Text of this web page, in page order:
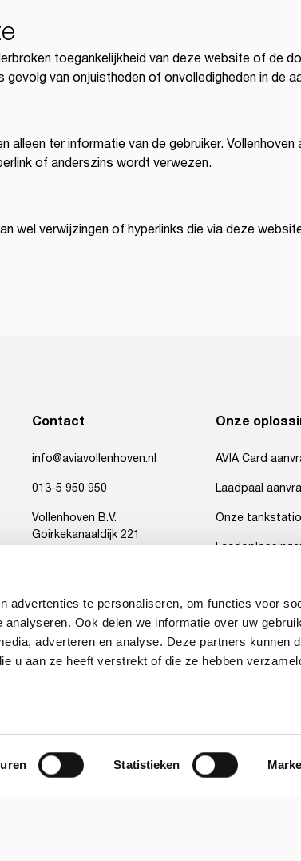
advertenties te personaliseren, om functies voor
Ook delen we informatie over uw
adverteren en analyse. Deze partners kunnen
u aan ze heeft verstrekt of die ze hebben
Statistieken
toegankelijkheid van deze website of de
van onjuistheden of onvolledigheden in de
alleen ter informatie van de gebruiker.
of anderszins wordt verwezen.
wel verwijzingen of hyperlinks die via deze
Contact
info@aviavollenhoven.nl
013-5 950 950
Vollenhoven B.V.
Goirkekanaaldijk 221
Onze
AVIA Card
Laadpaal
Onze